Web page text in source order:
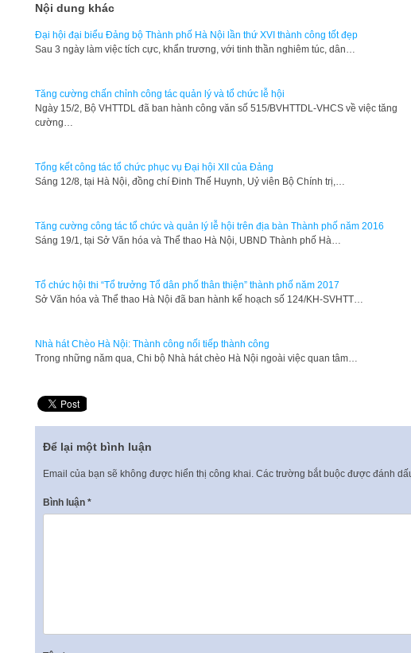
Nội dung khác
Đại hội đại biểu Đảng bộ Thành phố Hà Nội lần thứ XVI thành công tốt đẹp
​Sau 3 ngày làm việc tích cực, khẩn trương, với tinh thần nghiêm túc, dân…
Tăng cường chấn chỉnh công tác quản lý và tổ chức lễ hội
Ngày 15/2, Bộ VHTTDL đã ban hành công văn số 515/BVHTTDL-VHCS về việc tăng
cường…
Tổng kết công tác tổ chức phục vụ Đại hội XII của Đảng
Sáng 12/8, tại Hà Nội, đồng chí Đinh Thế Huynh, Uỷ viên Bộ Chính trị,…
Tăng cường công tác tổ chức và quản lý lễ hội trên địa bàn Thành phố năm 2016
​Sáng 19/1, tại Sở Văn hóa và Thể thao Hà Nội, UBND Thành phố Hà…
Tổ chức hội thi “Tổ trưởng Tổ dân phố thân thiện” thành phố năm 2017
Sở Văn hóa và Thể thao Hà Nội đã ban hành kế hoạch số 124/KH-SVHTT…
Nhà hát Chèo Hà Nội: Thành công nối tiếp thành công
Trong những năm qua, Chi bộ Nhà hát chèo Hà Nội ngoài việc quan tâm…
Để lại một bình luận
Email của bạn sẽ không được hiển thị công khai. Các trường bắt buộc được đánh
Bình luận *